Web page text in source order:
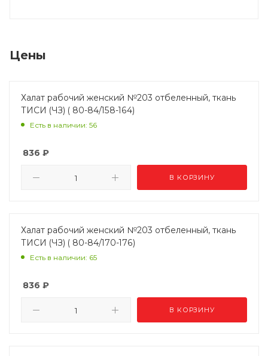
Цены
Халат рабочий женский №203 отбеленный, ткань
ТИСИ (ЧЗ) ( 80-84/158-164)
Есть в наличии: 56
836 ₽
В КОРЗИНУ
Халат рабочий женский №203 отбеленный, ткань
ТИСИ (ЧЗ) ( 80-84/170-176)
Есть в наличии: 65
836 ₽
В КОРЗИНУ